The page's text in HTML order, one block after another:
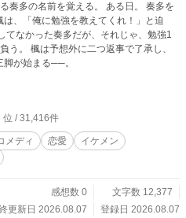
奏多の名前を覚える。 ある日。 奏多を
、「俺に勉強を教えてくれ！」と迫
てなかった奏多だが、それじゃ、勉強1
う。 楓は予想外に二つ返事で了承し、
が始まる──。
位 / 31,416件
メディ 恋愛
イケメン
感想数 0
文字数 12,377
更新日 2026.08.07
登録日 2026.08.07